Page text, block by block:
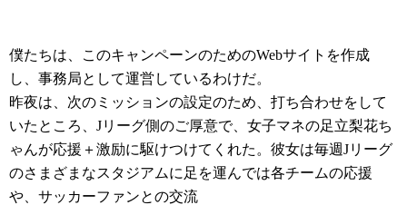
僕たちは、このキャンペーンのためのWebサイトを作成
し、事務局として運営しているわけだ。
昨夜は、次のミッションの設定のため、打ち合わせをして
いたところ、Jリーグ側のご厚意で、女子マネの足立梨花ち
ゃんが応援＋激励に駆けつけてくれた。彼女は毎週Jリーグ
のさまざまなスタジアムに足を運んでは各チームの応援
や、サッカーファンとの交流